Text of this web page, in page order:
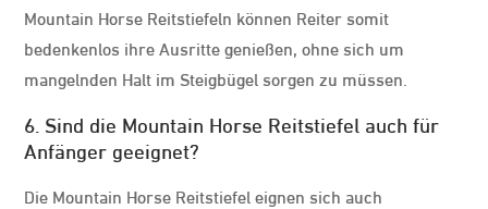
Mountain Horse Reitstiefeln können Reiter somit
bedenkenlos ihre Ausritte genießen, ohne sich um
mangelnden Halt im Steigbügel sorgen zu müssen.
6. Sind die Mountain Horse Reitstiefel auch für
Anfänger geeignet?
Die Mountain Horse Reitstiefel eignen sich auch